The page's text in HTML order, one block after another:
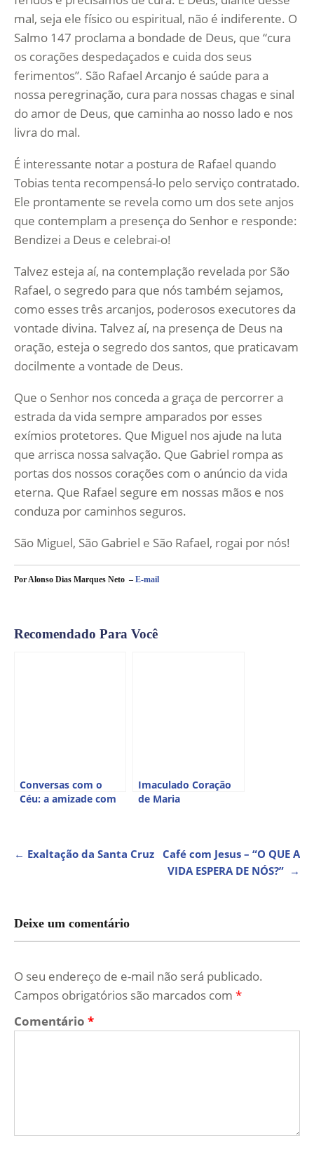
mal, seja ele físico ou espiritual, não é indiferente. O
Salmo 147 proclama a bondade de Deus, que “cura
os corações despedaçados e cuida dos seus
ferimentos”. São Rafael Arcanjo é saúde para a
nossa peregrinação, cura para nossas chagas e sinal
do amor de Deus, que caminha ao nosso lado e nos
livra do mal.
É interessante notar a postura de Rafael quando
Tobias tenta recompensá-lo pelo serviço contratado.
Ele prontamente se revela como um dos sete anjos
que contemplam a presença do Senhor e responde:
Bendizei a Deus e celebrai-o!
Talvez esteja aí, na contemplação revelada por São
Rafael, o segredo para que nós também sejamos,
como esses três arcanjos, poderosos executores da
vontade divina. Talvez aí, na presença de Deus na
oração, esteja o segredo dos santos, que praticavam
docilmente a vontade de Deus.
Que o Senhor nos conceda a graça de percorrer a
estrada da vida sempre amparados por esses
exímios protetores. Que Miguel nos ajude na luta
que arrisca nossa salvação. Que Gabriel rompa as
portas dos nossos corações com o anúncio da vida
eterna. Que Rafael segure em nossas mãos e nos
conduza por caminhos seguros.
São Miguel, São Gabriel e São Rafael, rogai por nós!
Por Alonso Dias Marques Neto – E-mail
Recomendado Para Você
Conversas com o
Céu: a amizade com
Imaculado Coração
de Maria
NAVEGAÇÃO
← Exaltação da Santa Cruz
Café com Jesus – “O QUE A
VIDA ESPERA DE NÓS?” →
Deixe um comentário
O seu endereço de e-mail não será publicado.
Campos obrigatórios são marcados com *
Comentário *